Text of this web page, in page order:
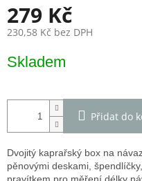
279 Kč
230,58 Kč bez DPH
cena:
Skladem
Přidat do
Dvojitý kaprařský box na
pěnovými deskami,